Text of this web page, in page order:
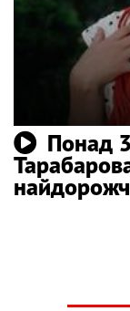
Понад